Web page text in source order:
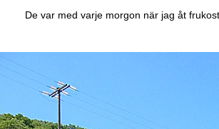
De var med varje morgon när jag åt